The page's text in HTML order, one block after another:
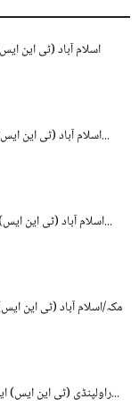
اسلام آباد (ٹی این ایس) ہنگو کے علاقے شینکئے بانڈہ دلن...
اسلام آباد (ٹی این ایس) ایرانی حکومت کا تختہ الٹنے میں...
مکہ/اسلام آباد (ٹی این
راولپنڈی (ٹی این ایس) ایس پی راول بیدار بخت گوندل کی...